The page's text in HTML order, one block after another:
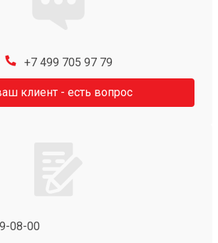
+7 499 705 97 79
клиент - есть вопрос
08-00